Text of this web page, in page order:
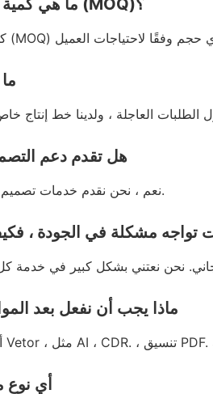
ما هي كمية الحد الأدنى لطلب (MOQ)؟
هل تقدم دعم
نعم ، نحن نقدم خدمات تصميم مجانية وعينات مجانية.
تواجه مشكلة في الجودة ،
ماذا يجب أن نفعل بعد
أي